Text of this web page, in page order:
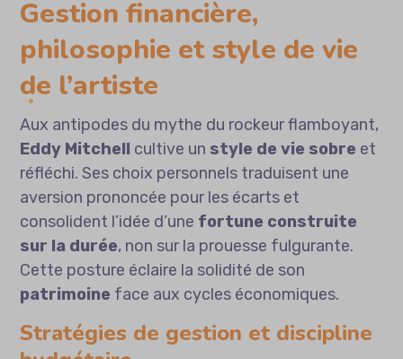
Gestion financière,
philosophie et style de vie
de l’artiste
Aux antipodes du mythe du rockeur flamboyant,
Eddy Mitchell cultive un style de vie sobre et
réfléchi. Ses choix personnels traduisent une
aversion prononcée pour les écarts et
consolident l’idée d’une fortune construite
sur la durée, non sur la prouesse fulgurante.
Cette posture éclaire la solidité de son
patrimoine face aux cycles économiques.
Stratégies de gestion et discipline